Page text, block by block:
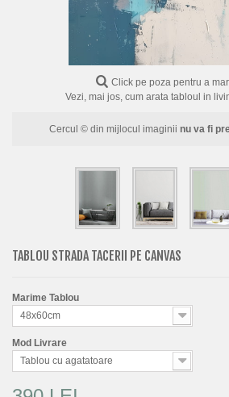
Click pe poza pentru a
Vezi, mai jos, cum arata tabloul in
Cercul © din mijlocul imaginii nu va fi
TABLOU STRADA TACERII PE CANVAS
Marime Tablou
48x60cm
Mod Livrare
Tablou cu agatatoare